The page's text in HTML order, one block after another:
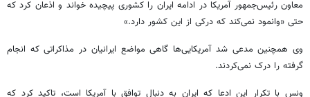
معاون رئیس‌جمهور آمریکا در ادامه ایران را کشوری پیچیده خواند و اذعان کرد که
حتی «وانمود نمی‌کند که درکی از این کشور دارد.»
وی همچنین مدعی شد آمریکایی‌ها گاهی مواضع ایرانیان در مذاکراتی که انجام
گرفته را درک نمی‌کردند.
ونس با تکرار این ادعا که ایران به دنبال توافق با آمریکا است، تاکید کرد که